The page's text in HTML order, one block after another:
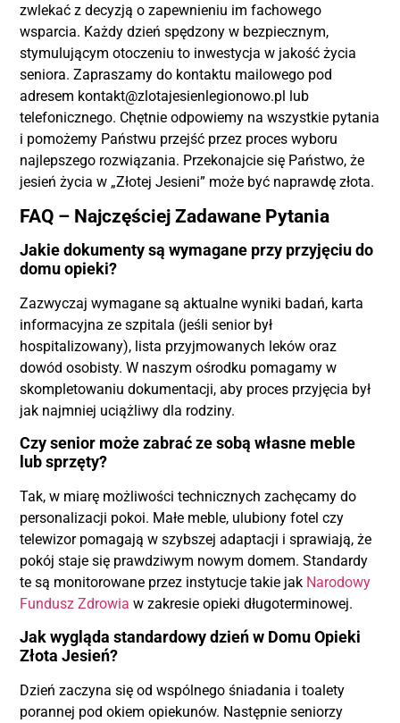
zwlekać z decyzją o zapewnieniu im fachowego
wsparcia. Każdy dzień spędzony w bezpiecznym,
stymulującym otoczeniu to inwestycja w jakość życia
seniora. Zapraszamy do kontaktu mailowego pod
adresem kontakt@zlotajesienlegionowo.pl lub
telefonicznego. Chętnie odpowiemy na wszystkie pytania
i pomożemy Państwu przejść przez proces wyboru
najlepszego rozwiązania. Przekonajcie się Państwo, że
jesień życia w „Złotej Jesieni” może być naprawdę złota.
FAQ – Najczęściej Zadawane Pytania
Jakie dokumenty są wymagane przy przyjęciu do
domu opieki?
Zazwyczaj wymagane są aktualne wyniki badań, karta
informacyjna ze szpitala (jeśli senior był
hospitalizowany), lista przyjmowanych leków oraz
dowód osobisty. W naszym ośrodku pomagamy w
skompletowaniu dokumentacji, aby proces przyjęcia był
jak najmniej uciążliwy dla rodziny.
Czy senior może zabrać ze sobą własne meble
lub sprzęty?
Tak, w miarę możliwości technicznych zachęcamy do
personalizacji pokoi. Małe meble, ulubiony fotel czy
telewizor pomagają w szybszej adaptacji i sprawiają, że
pokój staje się prawdziwym nowym domem. Standardy
te są monitorowane przez instytucje takie jak Narodowy
Fundusz Zdrowia w zakresie opieki długoterminowej.
Jak wygląda standardowy dzień w Domu Opieki
Złota Jesień?
Dzień zaczyna się od wspólnego śniadania i toalety
porannej pod okiem opiekunów. Następnie seniorzy